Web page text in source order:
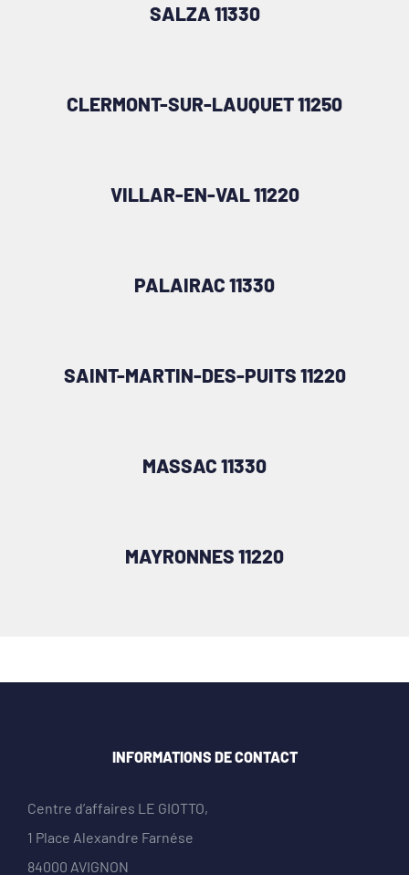
SALZA 11330
CLERMONT-SUR-LAUQUET 11250
VILLAR-EN-VAL 11220
PALAIRAC 11330
SAINT-MARTIN-DES-PUITS 11220
MASSAC 11330
MAYRONNES 11220
INFORMATIONS DE CONTACT
Centre d’affaires LE GIOTTO,
1 Place Alexandre Farnése
84000 AVIGNON